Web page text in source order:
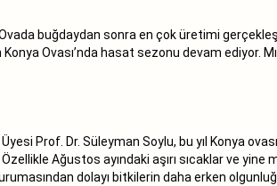
buğdaydan sonra en çok üretimi
Ovası’nda hasat sezonu devam ediyor.
Prof. Dr. Süleyman Soylu, bu yıl Konya
Ağustos ayındaki aşırı sıcaklar ve yine
dolayı bitkilerin daha erken